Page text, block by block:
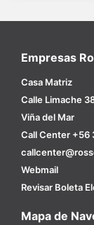
Empresas
Casa Matriz
Calle Limache
Viña del Mar
Call Center +56
Webmail
Revisar Boleta
Mapa de